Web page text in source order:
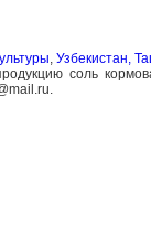
, Узбекистан,
соль